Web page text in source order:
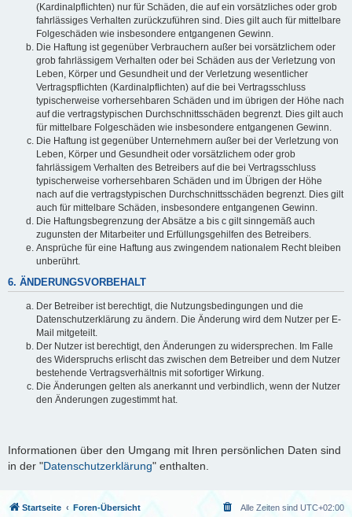
(Kardinalpflichten) nur für Schäden, die auf ein vorsätzliches oder grob
fahrlässiges Verhalten zurückzuführen sind. Dies gilt auch für mittelbare
Folgeschäden wie insbesondere entgangenen Gewinn.
Die Haftung ist gegenüber Verbrauchern außer bei vorsätzlichem oder
grob fahrlässigem Verhalten oder bei Schäden aus der Verletzung von
Leben, Körper und Gesundheit und der Verletzung wesentlicher
Vertragspflichten (Kardinalpflichten) auf die bei Vertragsschluss
typischerweise vorhersehbaren Schäden und im übrigen der Höhe nach
auf die vertragstypischen Durchschnittsschäden begrenzt. Dies gilt auch
für mittelbare Folgeschäden wie insbesondere entgangenen Gewinn.
Die Haftung ist gegenüber Unternehmern außer bei der Verletzung von
Leben, Körper und Gesundheit oder vorsätzlichem oder grob
fahrlässigem Verhalten des Betreibers auf die bei Vertragsschluss
typischerweise vorhersehbaren Schäden und im Übrigen der Höhe
nach auf die vertragstypischen Durchschnittsschäden begrenzt. Dies gilt
auch für mittelbare Schäden, insbesondere entgangenen Gewinn.
Die Haftungsbegrenzung der Absätze a bis c gilt sinngemäß auch
zugunsten der Mitarbeiter und Erfüllungsgehilfen des Betreibers.
Ansprüche für eine Haftung aus zwingendem nationalem Recht bleiben
unberührt.
6. ÄNDERUNGSVORBEHALT
Der Betreiber ist berechtigt, die Nutzungsbedingungen und die
Datenschutzerklärung zu ändern. Die Änderung wird dem Nutzer per E-
Mail mitgeteilt.
Der Nutzer ist berechtigt, den Änderungen zu widersprechen. Im Falle
des Widerspruchs erlischt das zwischen dem Betreiber und dem Nutzer
bestehende Vertragsverhältnis mit sofortiger Wirkung.
Die Änderungen gelten als anerkannt und verbindlich, wenn der Nutzer
den Änderungen zugestimmt hat.
Informationen über den Umgang mit Ihren persönlichen Daten sind
in der "Datenschutzerklärung" enthalten.
Startseite Foren-Übersicht Alle Zeiten sind UTC+02:00